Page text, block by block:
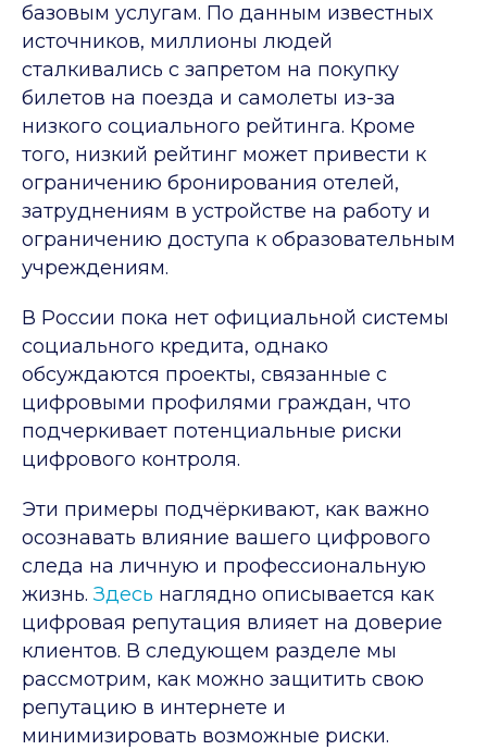
базовым услугам. По данным известных
источников, миллионы людей
сталкивались с запретом на покупку
билетов на поезда и самолеты из-за
низкого социального рейтинга. Кроме
того, низкий рейтинг может привести к
ограничению бронирования отелей,
затруднениям в устройстве на работу и
ограничению доступа к образовательным
учреждениям.
В России пока нет официальной системы
социального кредита, однако
обсуждаются проекты, связанные с
цифровыми профилями граждан, что
подчеркивает потенциальные риски
цифрового контроля.
Эти примеры подчёркивают, как важно
осознавать влияние вашего цифрового
следа на личную и профессиональную
жизнь. Здесь наглядно описывается как
цифровая репутация влияет на доверие
клиентов. В следующем разделе мы
рассмотрим, как можно защитить свою
репутацию в интернете и
минимизировать возможные риски.